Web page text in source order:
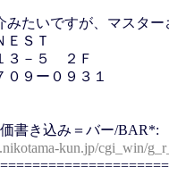
みたいですが、マスタ
ＳＴ
３－５ ２Ｆ
０９ー０９３１
書き込み＝バー/BAR*:
kun.jp/cgi_win/